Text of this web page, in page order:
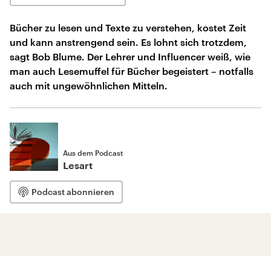
Bücher zu lesen und Texte zu verstehen, kostet Zeit
und kann anstrengend sein. Es lohnt sich trotzdem,
sagt Bob Blume. Der Lehrer und Influencer weiß, wie
man auch Lesemuffel für Bücher begeistert – notfalls
auch mit ungewöhnlichen Mitteln.
Aus dem Podcast
Lesart
Podcast abonnieren